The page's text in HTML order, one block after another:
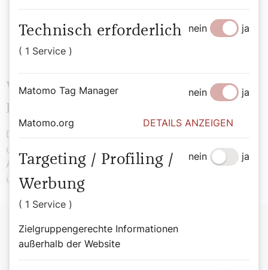
Wer möchte: nicht nur in der
Fastenzeit
Die Gebetsapp Hallow bietet ganzjährig Betrachtungen
und Bibellesungen sowie christliche Musik und weitere
Anregungen für das geistliche Leben. Bislang wurde sie
über 22 Millionen mal heruntergeladen.
Apptipp:
Informationen zur Fastenaktion derGebetsapp Hallow
Technisch erforderlich
( 1 Service )
nein ja
Matomo Tag Manager nein ja
Matomo.org DETAILS ANZEIGEN
Targeting / Profiling /
Werbung
( 1 Service )
Zielgruppengerechte Informationen
außerhalb der Website
nein ja